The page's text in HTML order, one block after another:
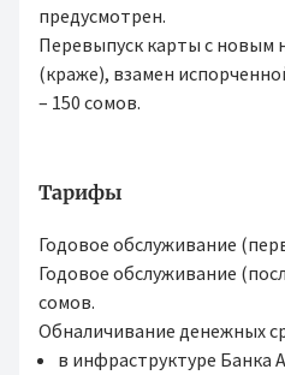
предусмотрен.
Перевыпуск карты с новым
(краже), взамен
– 150 сомов.
Тарифы
Годовое обслуживание
Годовое обслуживание
сомов.
Обналичивание денежных
в инфраструктуре Банка